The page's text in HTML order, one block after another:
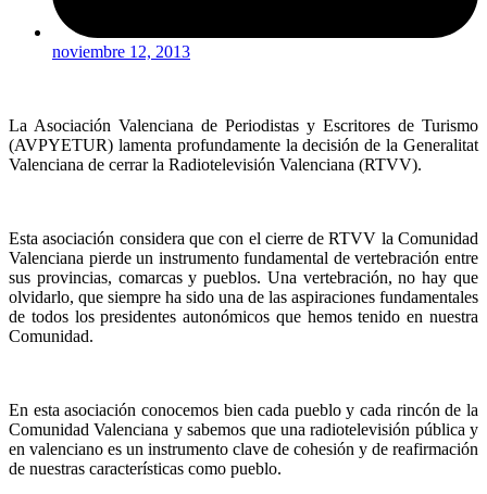
noviembre 12, 2013
La Asociación Valenciana de Periodistas y Escritores de Turismo
(AVPYETUR) lamenta profundamente la decisión de la Generalitat
Valenciana de cerrar la Radiotelevisión Valenciana (RTVV).
Esta asociación considera que con el cierre de RTVV la Comunidad
Valenciana pierde un instrumento fundamental de vertebración entre
sus provincias, comarcas y pueblos. Una vertebración, no hay que
olvidarlo, que siempre ha sido una de las aspiraciones fundamentales
de todos los presidentes autonómicos que hemos tenido en nuestra
Comunidad.
En esta asociación conocemos bien cada pueblo y cada rincón de la
Comunidad Valenciana y sabemos que una radiotelevisión pública y
en valenciano es un instrumento clave de cohesión y de reafirmación
de nuestras características como pueblo.